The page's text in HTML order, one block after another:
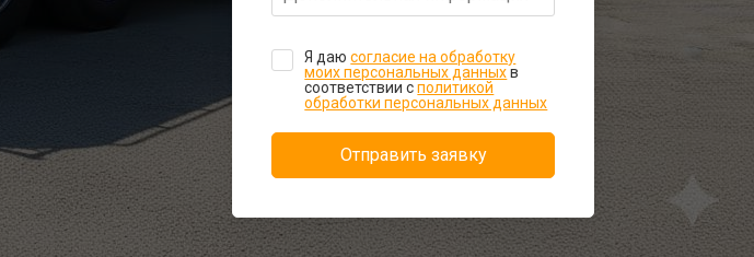
Я даюсогласие на обработку
моих персональных данныхв
соответствии сполитикой
обработки персональных данных
Отправить заявку